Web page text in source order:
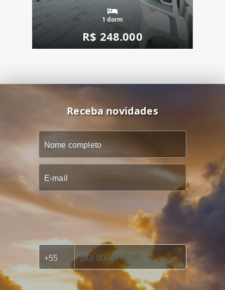
1 dorm
R$ 248.000
Receba novidades